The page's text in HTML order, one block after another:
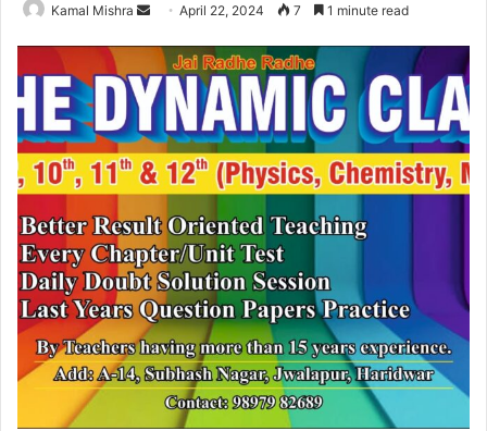
Kamal Mishra
Send
email
April 22, 2024 7 1 minute read